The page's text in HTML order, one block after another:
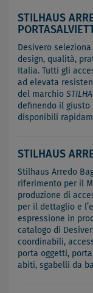
STILHAUS
Desivero
design, qualità,
Italia. Tutti gli
ad elevata
del marchio
definendo il giusto
disponibili
STILHAUS
Stilhaus Arredo
riferimento per il
produzione di
per il dettaglio e
espressione in
catalogo di
coordinabili,
porta oggetti,
abiti, sgabelli da